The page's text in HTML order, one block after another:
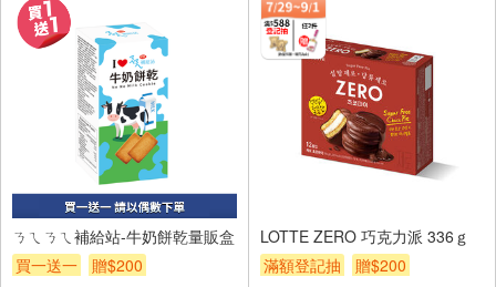
ㄋㄟㄋㄟ補給站-牛奶餅乾量販盒
買一送一
贈$200
LOTTE ZERO 巧克力派 336ｇ
滿額登記抽
贈$200